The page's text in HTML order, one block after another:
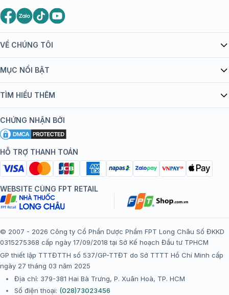
VỀ CHÚNG TÔI
Giới thiệu Tiêm Chủng FPT Long Châu
bán hàng
Chính sách nội dung
Chính sách bảo mật
Chính sách bảo mật dữ liệu cá nhân
Chính sách thanh toán
Chính sách đổi trả gói, mũi tiêm tại trung tâm tiêm chủng
FPT Long Châu
Thể lệ chương trình “Tích điểm nhận đặc quyền”
MỤC NỔI BẬT
Danh mục vắc xin
Đội ngũ bác sĩ, chuyên gia
Hệ thống trung tâm tiêm chủng
TÌM HIỂU THÊM
Khuyến mãi
Tôi nên tiêm gì?
Tiêm chủng đi nước ngoài
CHỨNG NHẬN BỞI
HỖ TRỢ THANH TOÁN
WEBSITE CÙNG FPT RETAIL
© 2007 - 2026 Công ty Cổ Phần Dược Phẩm FPT Long Châu Số ĐKKD
0315275368 cấp ngày 17/09/2018 tại Sở Kế hoạch Đầu tư TPHCM
GP thiết lập TTTĐTTH số 537/GP-TTĐT do Sở TTTT Hồ Chí Minh cấp
ngày 27 tháng 03 năm 2025
Địa chỉ: 379-381 Hai Bà Trưng, P. Xuân Hoà, TP. HCM
Số điện thoại: (028)73023456